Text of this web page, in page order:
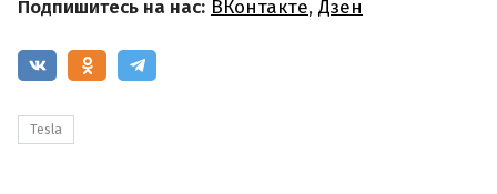
Подпишитесь на нас: ВКонтакте, Дзен
Tesla